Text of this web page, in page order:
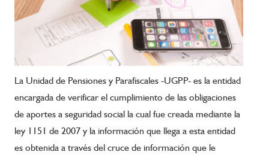
La Unidad de Pensiones y Parafiscales -UGPP- es la entidad
encargada de verificar el cumplimiento de las obligaciones
de aportes a seguridad social la cual fue creada mediante la
ley 1151 de 2007 y la información que llega a esta entidad
es obtenida a través del cruce de información que le